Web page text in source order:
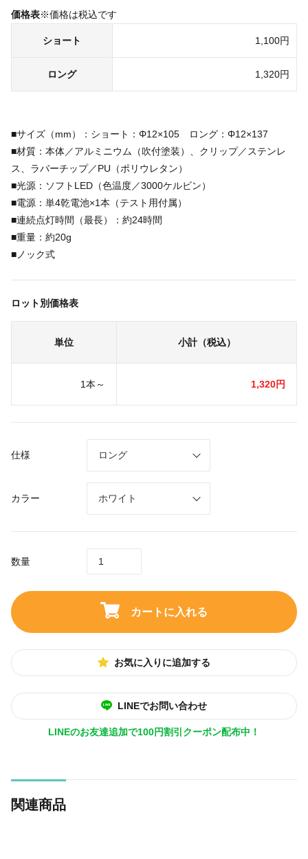
価格表※価格は税込です
ショート 1,100円
ロング 1,320円
■サイズ（mm）：ショート：Φ12×105 ロング：Φ12×137
■材質：本体／アルミニウム（吹付塗装）、クリップ／ステンレ
ス、ラバーチップ／PU（ポリウレタン）
■光源：ソフトLED（色温度／3000ケルビン）
■電源：単4乾電池×1本（テスト用付属）
■連続点灯時間（最長）：約24時間
■重量：約20g
■ノック式
ロット別価格表
単位 小計（税込）
1本～ 1,320円
仕様
カラー
数量
カートに入れる
お気に入りに追加する
LINEでお問い合わせ
LINEのお友達追加で100円割引クーポン配布中！
関連商品